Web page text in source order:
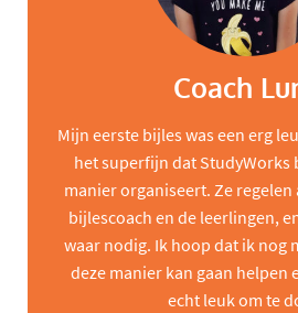
Coach
Mijn eerste bijles was een erg
het superfijn dat StudyWorks
manier organiseert. Ze regelen
bijlescoach en de leerlingen,
waar nodig. Ik hoop dat ik nog
deze manier kan gaan helpen
echt leuk om te